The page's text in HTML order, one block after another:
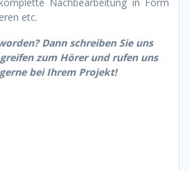
etc.
Dann schreiben Sie uns
zum Hörer und rufen uns
bei Ihrem Projekt!